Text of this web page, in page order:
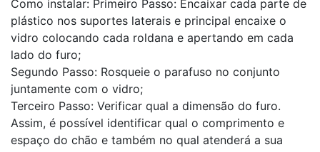
Como instalar: Primeiro Passo: Encaixar cada parte de
plástico nos suportes laterais e principal encaixe o
vidro colocando cada roldana e apertando em cada
lado do furo;
Segundo Passo: Rosqueie o parafuso no conjunto
juntamente com o vidro;
Terceiro Passo: Verificar qual a dimensão do furo.
Assim, é possível identificar qual o comprimento e
espaço do chão e também no qual atenderá a sua